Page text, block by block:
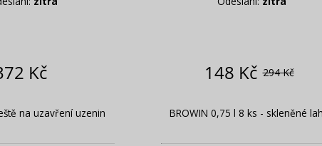
Kč
na uzavření uzenin
148 Kč 294 Kč
BROWIN 0,75 l 8 ks - skleněné